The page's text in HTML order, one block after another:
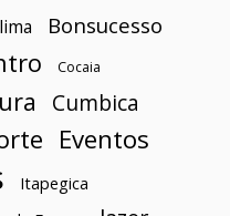
Bonsucesso
Cocaia
Cumbica
Eventos
Itapegica